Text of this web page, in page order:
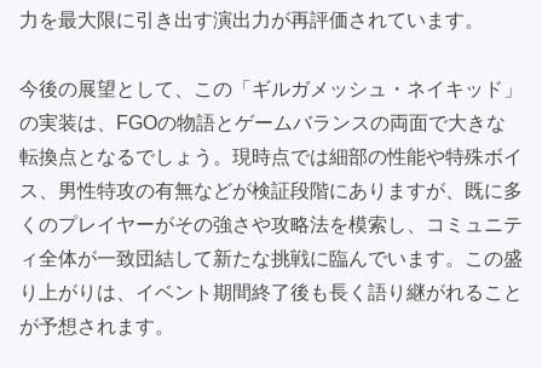
力を最大限に引き出す演出力が再評価されています。
今後の展望として、この「ギルガメッシュ・ネイキッド」
の実装は、FGOの物語とゲームバランスの両面で大きな
転換点となるでしょう。現時点では細部の性能や特殊ボイ
ス、男性特攻の有無などが検証段階にありますが、既に多
くのプレイヤーがその強さや攻略法を模索し、コミュニテ
ィ全体が一致団結して新たな挑戦に臨んでいます。この盛
り上がりは、イベント期間終了後も長く語り継がれること
が予想されます。